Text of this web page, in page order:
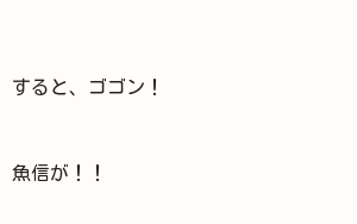
すると、ゴゴン！
魚信が！！